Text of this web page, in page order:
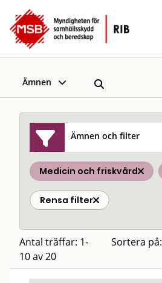
Ämnen
Ämnen och filter
Medicin och friskvård
Rensa filter
Antal träffar: 1-
10 av 20
Sortera på: